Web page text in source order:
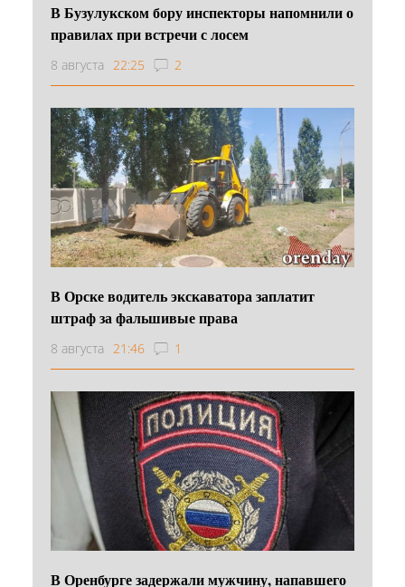
В Бузулукском бору инспекторы напомнили о
правилах при встречи с лосем
8 августа 22:25 2
В Орске водитель экскаватора заплатит
штраф за фальшивые права
8 августа 21:46 1
В Оренбурге задержали мужчину, напавшего